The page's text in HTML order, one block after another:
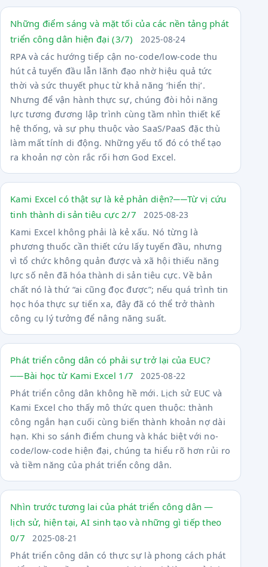
Những điểm sáng và mặt tối của các nền tảng phát
triển công dân hiện đại (3/7)
2025-08-24
RPA và các hướng tiếp cận no-code/low-code thu
hút cả tuyến đầu lẫn lãnh đạo nhờ hiệu quả tức
thời và sức thuyết phục từ khả năng ‘hiển thị’.
Nhưng để vận hành thực sự, chúng đòi hỏi năng
lực tương đương lập trình cùng tầm nhìn thiết kế
hệ thống, và sự phụ thuộc vào SaaS/PaaS đặc thù
làm mất tính di động. Những yếu tố đó có thể tạo
ra khoản nợ còn rắc rối hơn God Excel.
Kami Excel có thật sự là kẻ phản diện?──Từ vị cứu
tinh thành di sản tiêu cực 2/7
2025-08-23
Kami Excel không phải là kẻ xấu. Nó từng là
phương thuốc cần thiết cứu lấy tuyến đầu, nhưng
vì tổ chức không quản được và xã hội thiếu năng
lực số nên đã hóa thành di sản tiêu cực. Về bản
chất nó là thứ “ai cũng đọc được”; nếu quá trình tin
học hóa thực sự tiến xa, đây đã có thể trở thành
công cụ lý tưởng để nâng năng suất.
Phát triển công dân có phải sự trở lại của EUC?
──Bài học từ Kami Excel 1/7
2025-08-22
Phát triển công dân không hề mới. Lịch sử EUC và
Kami Excel cho thấy mô thức quen thuộc: thành
công ngắn hạn cuối cùng biến thành khoản nợ dài
hạn. Khi so sánh điểm chung và khác biệt với no-
code/low-code hiện đại, chúng ta hiểu rõ hơn rủi ro
và tiềm năng của phát triển công dân.
Nhìn trước tương lai của phát triển công dân —
lịch sử, hiện tại, AI sinh tạo và những gì tiếp theo
0/7
2025-08-21
Phát triển công dân có thực sự là phong cách phát